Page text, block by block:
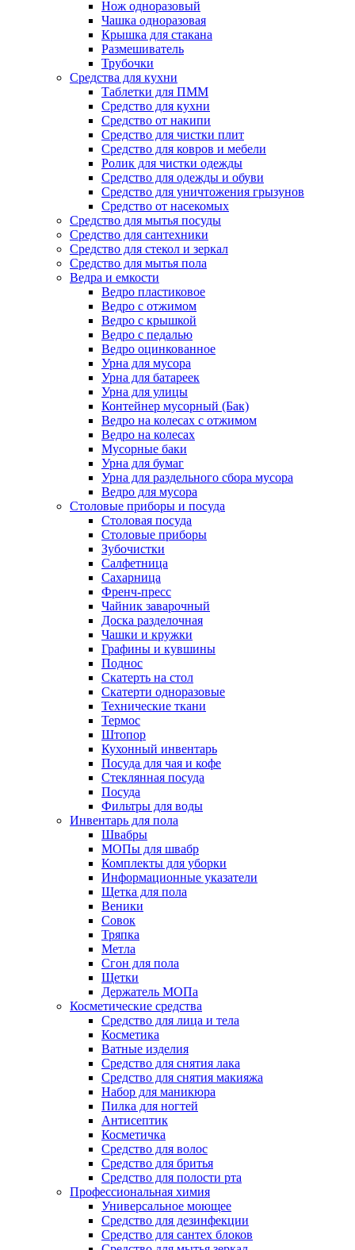
Нож одноразовый
Чашка одноразовая
Крышка для стакана
Размешиватель
Трубочки
Средства для кухни
Таблетки для ПММ
Средство для кухни
Средство от накипи
Средство для чистки плит
Средство для ковров и мебели
Ролик для чистки одежды
Средство для одежды и обуви
Средство для уничтожения грызунов
Средство от насекомых
Средство для мытья посуды
Средство для сантехники
Средство для стекол и зеркал
Средство для мытья пола
Ведра и емкости
Ведро пластиковое
Ведро с отжимом
Ведро с крышкой
Ведро с педалью
Ведро оцинкованное
Урна для мусора
Урна для батареек
Урна для улицы
Контейнер мусорный (Бак)
Ведро на колесах с отжимом
Ведро на колесах
Мусорные баки
Урна для бумаг
Урна для раздельного сбора мусора
Ведро для мусора
Столовые приборы и посуда
Столовая посуда
Столовые приборы
Зубочистки
Салфетница
Сахарница
Френч-пресс
Чайник заварочный
Доска разделочная
Чашки и кружки
Графины и кувшины
Поднос
Скатерть на стол
Скатерти одноразовые
Технические ткани
Термос
Штопор
Кухонный инвентарь
Посуда для чая и кофе
Стеклянная посуда
Посуда
Фильтры для воды
Инвентарь для пола
Швабры
МОПы для швабр
Комплекты для уборки
Информационные указатели
Щетка для пола
Веники
Совок
Тряпка
Метла
Сгон для пола
Щетки
Держатель МОПа
Косметические средства
Средство для лица и тела
Косметика
Ватные изделия
Средство для снятия лака
Средство для снятия макияжа
Набор для маникюра
Пилка для ногтей
Антисептик
Косметичка
Средство для волос
Средство для бритья
Средство для полости рта
Профессиональная химия
Универсальное моющее
Средство для дезинфекции
Средство для сантех блоков